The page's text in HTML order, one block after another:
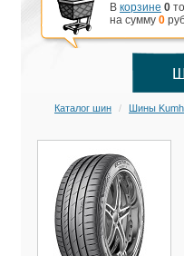
В корзине 0
на сумму 0
Каталог шин Шины